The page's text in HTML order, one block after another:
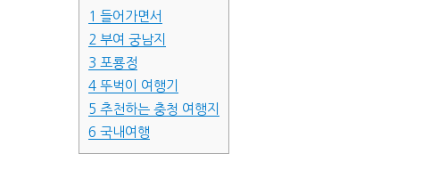
1 들어가면서
2 부여 궁남지
3 포룡정
4 뚜벅이 여행기
5 추천하는 충청 여행지
6 국내여행